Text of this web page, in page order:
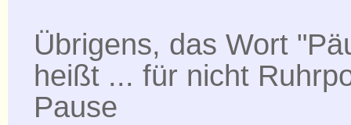
Übrigens, das Wort
heißt ... für nicht
Pause